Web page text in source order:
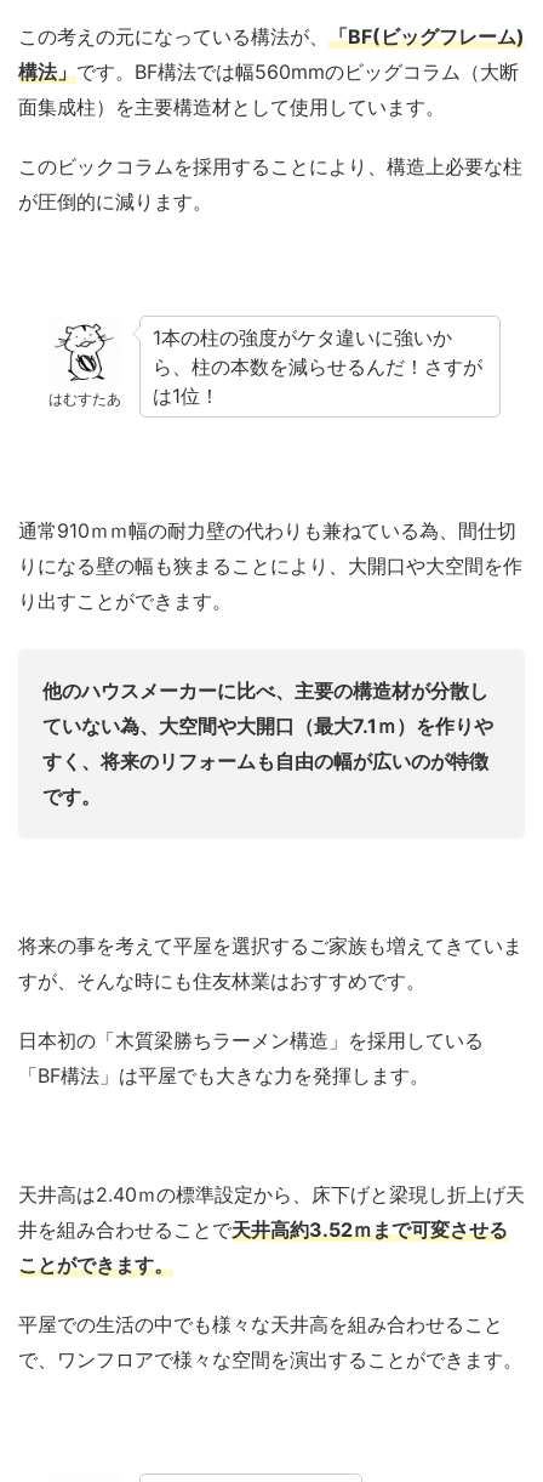
この考えの元になっている構法が、 「BF(ビッグフレーム)
構法」です。BF構法では幅560mmのビッグコラム（大断
面集成柱）を主要構造材として使用しています。
このビックコラムを採用することにより、構造上必要な柱
が圧倒的に減ります。
はむすたあ
1本の柱の強度がケタ違いに強いか
ら、柱の本数を減らせるんだ！さすが
は1位！
通常910ｍｍ幅の耐力壁の代わりも兼ねている為、間仕切
りになる壁の幅も狭まることにより、大開口や大空間を作
り出すことができます。
他のハウスメーカーに比べ、主要の構造材が分散し
ていない為、大空間や大開口（最大7.1ｍ）を作りや
すく、将来のリフォームも自由の幅が広いのが特徴
です。
将来の事を考えて平屋を選択するご家族も増えてきていま
すが、そんな時にも住友林業はおすすめです。
日本初の「木質梁勝ちラーメン構造」を採用している
「BF構法」は平屋でも大きな力を発揮します。
天井高は2.40ｍの標準設定から、床下げと梁現し折上げ天
井を組み合わせることで天井高約3.52ｍまで可変させる
ことができます。
平屋での生活の中でも様々な天井高を組み合わせること
で、ワンフロアで様々な空間を演出することができます。